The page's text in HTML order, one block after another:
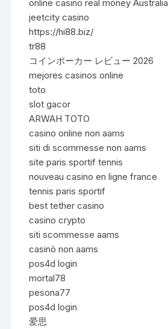
online casino real money Australia
jeetcity casino
https://hi88.biz/
tr88
コインポーカー レビュー 2026
mejores casinos online
toto
slot gacor
ARWAH TOTO
casino online non aams
siti di scommesse non aams
site paris sportif tennis
nouveau casino en ligne france
tennis paris sportif
best tether casino
casino crypto
siti scommesse aams
casinò non aams
pos4d login
mortal78
pesona77
pos4d login
爱思